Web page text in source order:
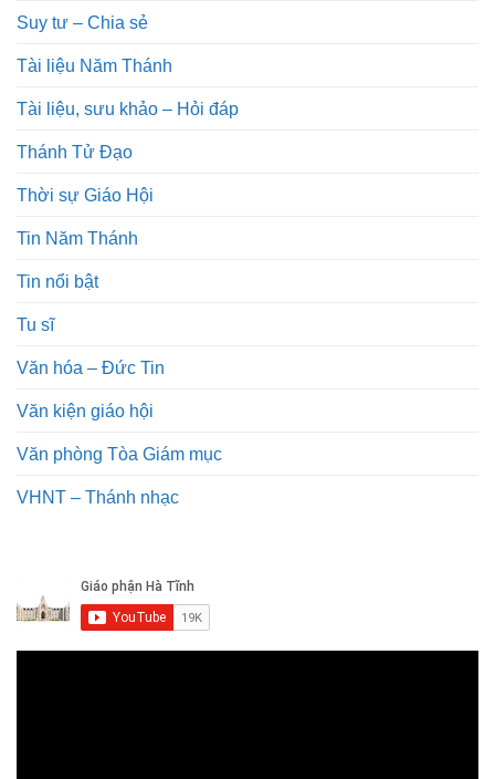
Suy tư – Chia sẻ
Tài liệu Năm Thánh
Tài liệu, sưu khảo – Hỏi đáp
Thánh Tử Đạo
Thời sự Giáo Hội
Tin Năm Thánh
Tin nổi bật
Tu sĩ
Văn hóa – Đức Tin
Văn kiện giáo hội
Văn phòng Tòa Giám mục
VHNT – Thánh nhạc